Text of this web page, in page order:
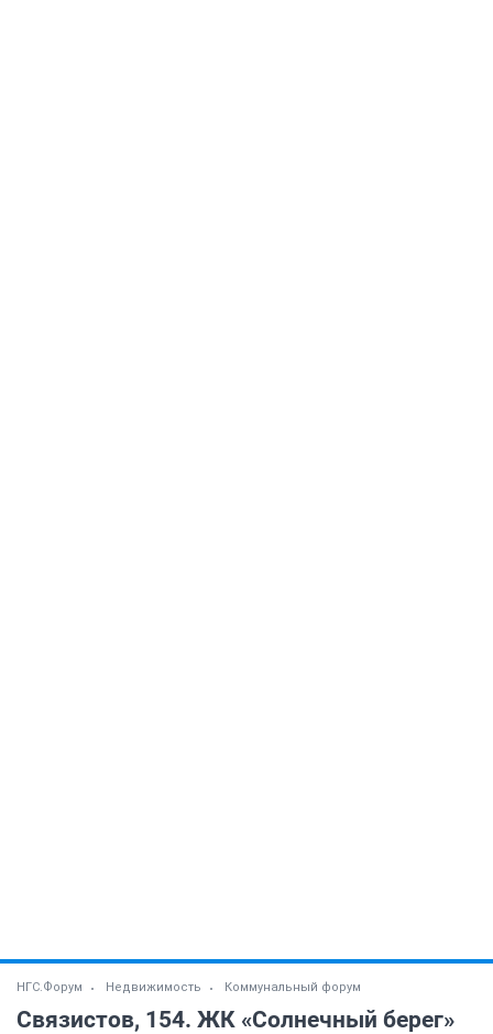
НГС.Форум Недвижимость Коммунальный форум
Связистов, 154. ЖК «Солнечный берег»